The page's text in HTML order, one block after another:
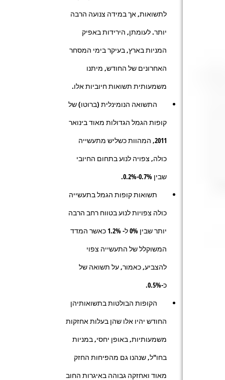
לתשואות, אך במידה צנועה הרבה
יותר. לעומתן, הירידות באפיק
המניות בארץ, בעיקר בימי המסחר
האחרונים של החודש, מיתנו
משמעותית תשואות חיוביות אלו.
התשואה הנומינלית (ברוטו) של
קופות הגמל הגדולות מאוד בינואר
2011, המהוות כשליש מתעשייה
כולה, צפויה לנוע בתחום החיובי
שבין 0.7%-0.2%.
תשואות קופות הגמל בתעשייה
כולה צפויות לנוע בטווח רחב הרבה
יותר שבין 0% ל- 1.2% כאשר המדד
המשוקלל של התעשייה צפוי
להצביע, כאמור, על תשואה של
כ-0.5%.
הקופות הבולטות בתשואותיהן
החודש יהיו אלו שהן בעלות אחזקות
משמעותיות, באופן יחסי, במניות
בחו"ל, שנהנו גם מהפיחות החזק
מאוד ואחזקה גבוהה באיגרות החוב